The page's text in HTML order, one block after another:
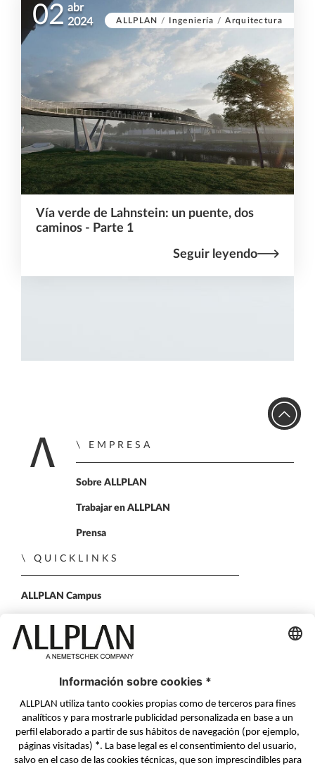
ALLPLAN / Ingeniería /Arquitectura
02 abr
2024
Vía verde de Lahnstein: un puente, dos
caminos - Parte 1
Seguir leyendo
Home
EMPRESA
Sobre ALLPLAN
Trabajar en ALLPLAN
Prensa
QUICKLINKS
ALLPLAN Campus
BIMPLUS Login
Formulario de contacto
Distribuidores Autorizados
SÍGUENOS EN